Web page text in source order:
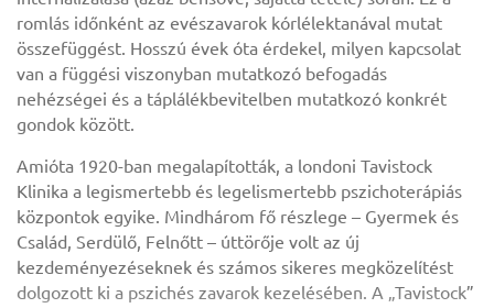
romlás időnként az evészavarok kórlélektanával mutat
összefüggést. Hosszú évek óta érdekel, milyen kapcsolat
van a függési viszonyban mutatkozó befogadás
nehézségei és a táplálékbevitelben mutatkozó konkrét
gondok között.
Amióta 1920-ban megalapították, a londoni Tavistock
Klinika a legismertebb és legelismertebb pszichoterápiás
központok egyike. Mindhárom fő részlege – Gyermek és
Család, Serdülő, Felnőtt – úttörője volt az új
kezdeményezéseknek és számos sikeres megközelítést
dolgozott ki a pszichés zavarok kezelésében. A „Tavistock”